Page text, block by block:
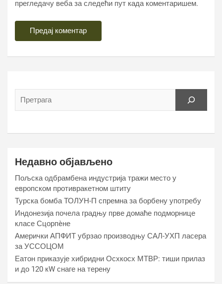
прегледачу веба за следећи пут када коментаришем.
Недавно објављено
Пољска одбрамбена индустрија тражи место у
европском противракетном штиту
Турска бомба ТОЛУН-П спремна за борбену употребу
Индонезија почела градњу прве домаће подморнице
класе Сцорпèне
Амерички АПФИТ убрзао производњу САЛ-УХП ласера
за УССОЦОМ
Еатон приказује хибридни Осхкосх МТВР: тиши прилаз
и до 120 кW снаге на терену